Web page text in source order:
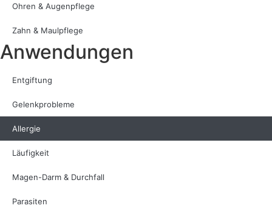
Ohren & Augenpflege
Zahn & Maulpflege
Anwendungen
Entgiftung
Gelenkprobleme
Allergie
Läufigkeit
Magen-Darm & Durchfall
Parasiten